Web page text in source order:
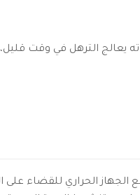
يعالج الترهل في وقت قليل،